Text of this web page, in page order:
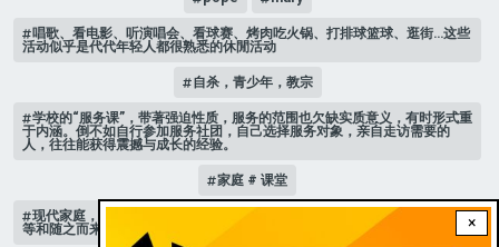
×
唱歌、看电影、听演唱会、看球赛、烤肉吃火锅、打排球篮球、逛街…这些
活动似乎是代代年轻人都很熟悉的休閒活动
自杀，青少年，教宗
学校的“服务课”，带著强迫性质，服务的范围也欠缺实质意义，有时形式重
于内涵。倒不如自行参加服务社团，自己选择服务对象，亲自走访需要的
人，往往能获得震撼与成长的经验。
家庭 # 课堂
现代家庭，子女或许都是宝贝，不公平的待遇显得比较少，但隐性的不平
等和随之而来的身心压力却仍旧挥之不去。